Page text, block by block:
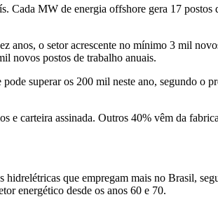
Cada MW de energia offshore gera 17 postos
anos, o setor acrescente no mínimo 3 mil
novos postos de trabalho anuais.
superar os 200 mil neste ano, segundo o
e carteira assinada. Outros 40% vêm da
hidrelétricas que empregam mais no Brasil,
energético desde os anos 60 e 70.